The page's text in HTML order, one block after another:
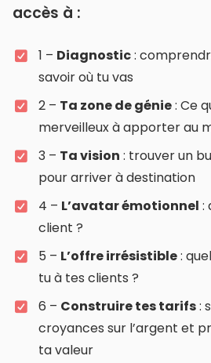
accès à :
1 – Diagnostic:
savoir où tu vas
2 – Ta zone de génie: Ce
merveilleux à apporter au
3 – Ta vision : trouver un
pour arriver à destination
4 – L’avatar émotionnel :
client ?
5 – L’offre irrésistible:
tu à tes clients ?
6 – Construire tes tarifs:
croyances sur l’argent et
ta valeur